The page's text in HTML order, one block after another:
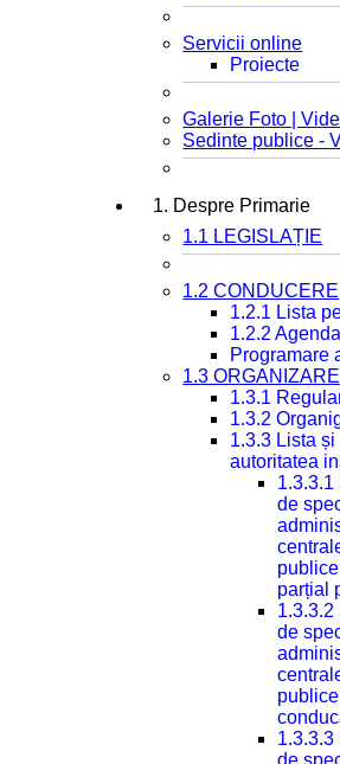
Servicii online
Proiecte
Galerie Foto |
Sedinte publice -
1. Despre Primarie
1.1 LEGISLAȚIE
1.2 CONDUCERE
1.2.1 Lista
1.2.2
Programare
1.3 ORGANIZARE
1.3.1
1.3.2
1.3.3 Lista
autoritatea
1.3.3.1
de
parțial
1.3.3.2
de
1.3.3.3
de